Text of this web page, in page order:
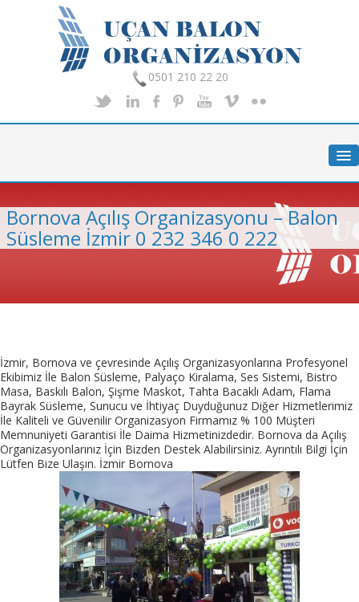
0501 210 22 20
Hakkımızda
Hizmetlerimiz
Organizasyon
Bornova Açılış Organizasyonu – Balon
Süsleme İzmir 0 232 346 0 222
İzmir, Bornova ve çevresinde Açılış Organizasyonlarına Profesyonel
Ekibimiz İle Balon Süsleme, Palyaço Kiralama, Ses Sistemi, Bistro
Masa, Baskılı Balon, Şişme Maskot, Tahta Bacaklı Adam, Flama
Bayrak Süsleme, Sunucu ve İhtiyaç Duyduğunuz Diğer Hizmetlerimiz
İle Kaliteli ve Güvenilir Organizasyon Firmamız % 100 Müşteri
Memnuniyeti Garantisi İle Daima Hizmetinizdedir. Bornova da Açılış
Organizasyonlarınız İçin Bizden Destek Alabilirsiniz. Ayrıntılı Bilgi İçin
Lütfen Bize Ulaşın. İzmir Bornova